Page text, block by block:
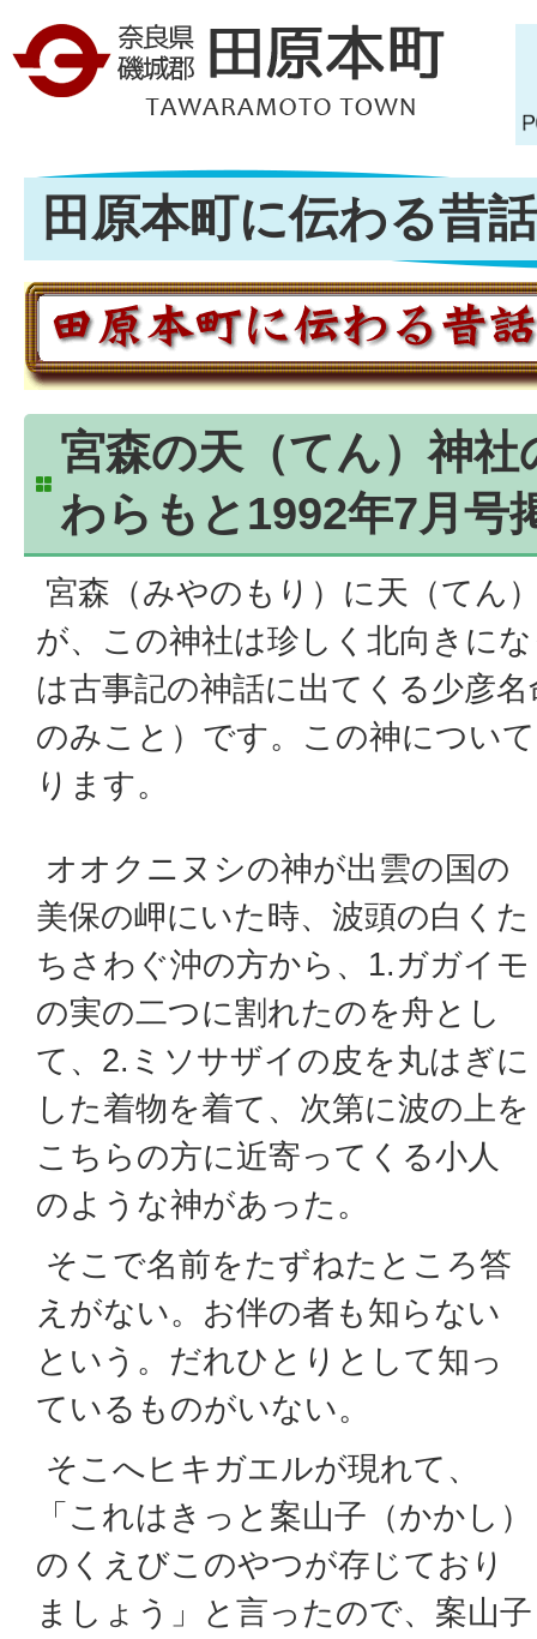
田原本町に伝わる昔
宮森の天（てん）神社
わらもと1992年7月号
宮森（みやのもり）に天（てん
が、この神社は珍しく北向きに
は古事記の神話に出てくる少彦
のみこと）です。この神につい
ります。
オオクニヌシの神が出雲の国の
美保の岬にいた時、波頭の白くた
ちさわぐ沖の方から、1.ガガイモ
の実の二つに割れたのを舟とし
て、2.ミソサザイの皮を丸はぎに
した着物を着て、次第に波の上を
こちらの方に近寄ってくる小人
のような神があった。
そこで名前をたずねたところ答
えがない。お伴の者も知らない
という。だれひとりとして知っ
ているものがいない。
そこへヒキガエルが現れて、
「これはきっと案山子（かかし）
のくえびこのやつが存じており
ましょう」と言ったので、案山子